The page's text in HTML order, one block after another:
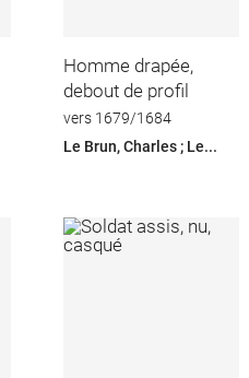
Homme drapée,
debout de profil
vers 1679/1684
Le Brun, Charles ; Le...